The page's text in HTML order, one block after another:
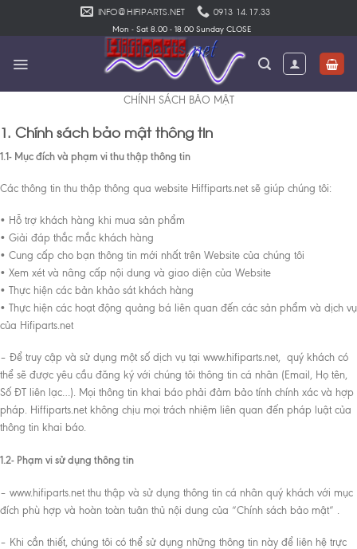
INFO@HIFIPARTS.NET 0913 14.17.33
Mon - Sat 8.00 - 18.00 Sunday CLOSE
CHÍNH SÁCH BẢO MẬT
1. Chính sách bảo mật thông tin
1.1- Mục đích và phạm vi thu thập thông tin
Các thông tin thu thập thông qua website Hiffiparts.net sẽ giúp chúng tôi:
• Hỗ trợ khách hàng khi mua sản phẩm
• Giải đáp thắc mắc khách hàng
• Cung cấp cho bạn thông tin mới nhất trên Website của chúng tôi
• Xem xét và nâng cấp nội dung và giao diện của Website
• Thực hiện các bản khảo sát khách hàng
• Thực hiện các hoạt động quảng bá liên quan đến các sản phẩm và dịch vụ
của Hifiparts.net
– Để truy cập và sử dụng một số dịch vụ tại www.hifiparts.net, quý khách có
thể sẽ được yêu cầu đăng ký với chúng tôi thông tin cá nhân (Email, Họ tên,
Số ĐT liên lạc…). Mọi thông tin khai báo phải đảm bảo tính chính xác và hợp
pháp. Hiffiparts.net không chịu mọi trách nhiệm liên quan đến pháp luật của
thông tin khai báo.
1.2- Phạm vi sử dụng thông tin
– www.hifiparts.net thu thập và sử dụng thông tin cá nhân quý khách với mục
đích phù hợp và hoàn toàn tuân thủ nội dung của “Chính sách bảo mật” .
– Khi cần thiết, chúng tôi có thể sử dụng những thông tin này để liên hệ trực